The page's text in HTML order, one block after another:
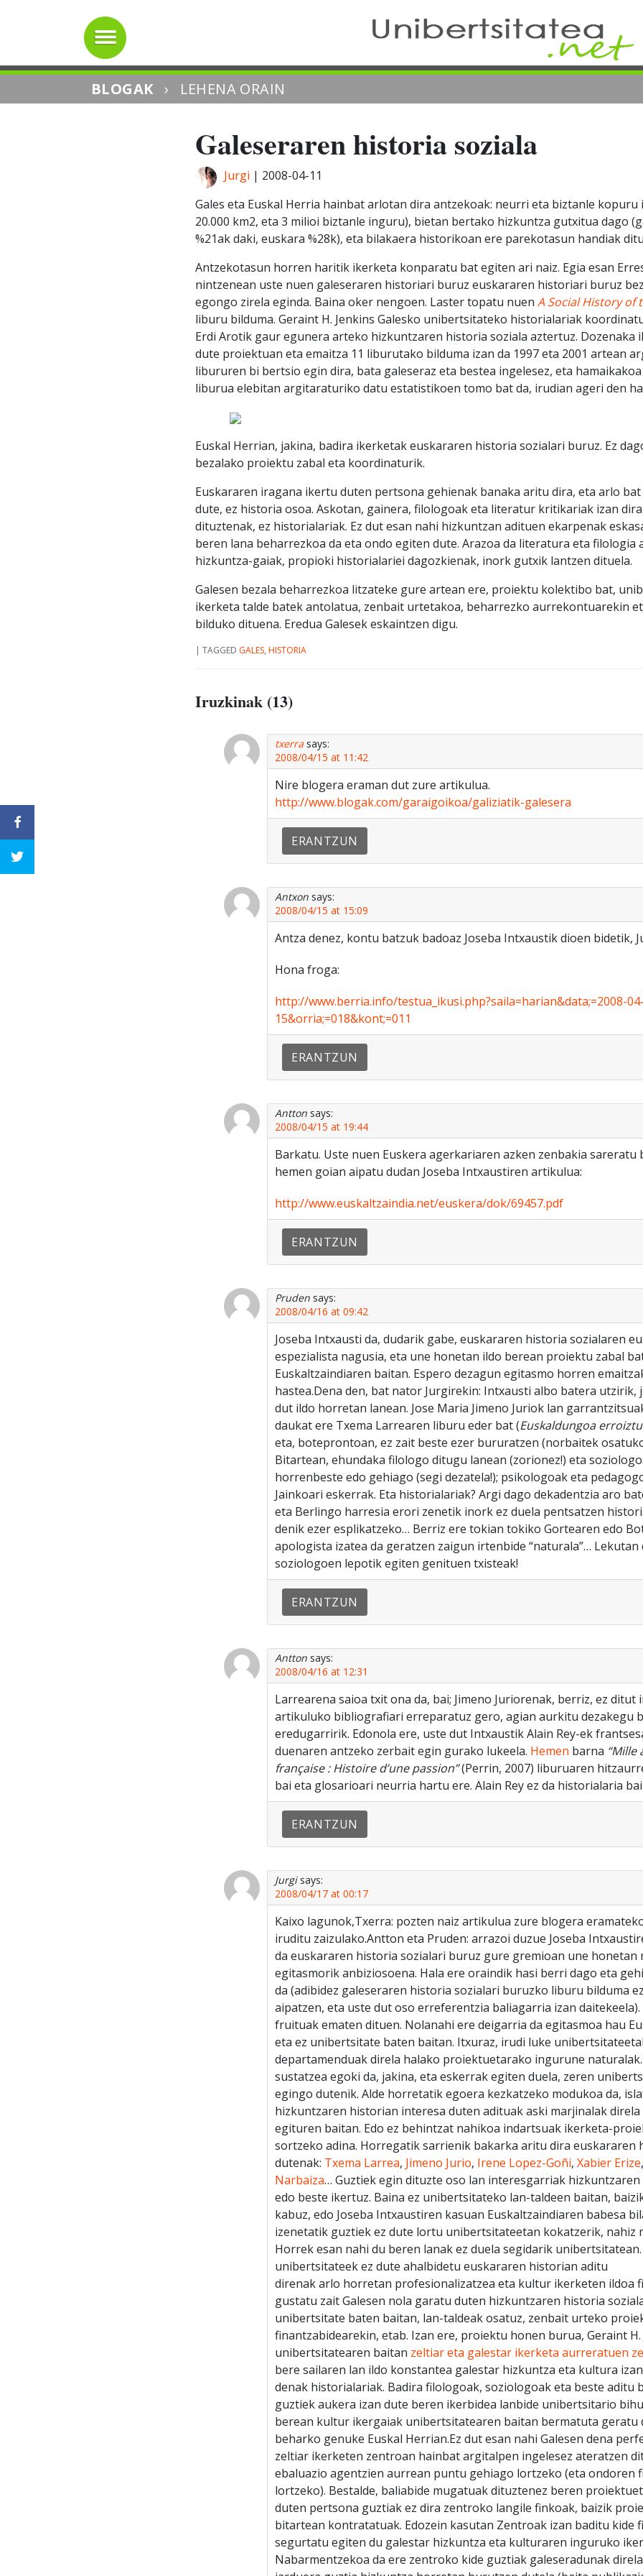
BLOGAK › LEHENA ORAIN
Galeseraren historia soziala
Jurgi | 2008-04-11
Gales eta Euskal Herria hainbat arlotan dira antzekoak: neurri eta biztanle kopuru
20.000 km2, eta 3 milioi biztanle inguru), bietan bertako hizkuntza gutxitua dago
%21ak daki, euskara %28k), eta bilakaera historikoan ere parekotasun handiak
Antzekotasun horren haritik ikerketa konparatu bat egiten ari naiz. Egia esan
nintzenean uste nuen galeseraren historiari buruz euskararen historiari buruz
egongo zirela eginda. Baina oker nengoen. Laster topatu nuen A Social History of
liburu bilduma. Geraint H. Jenkins Galesko unibertsitateko historialariak
Erdi Arotik gaur egunera arteko hizkuntzaren historia soziala aztertuz. Dozenaka
dute proiektuan eta emaitza 11 liburutako bilduma izan da 1997 eta 2001 artean
libururen bi bertsio egin dira, bata galeseraz eta bestea ingelesez, eta
liburua elebitan argitaraturiko datu estatistikoen tomo bat da, irudian ageri den
Euskal Herrian, jakina, badira ikerketak euskararen historia sozialari buruz. Ez
bezalako proiektu zabal eta koordinaturik.
Euskararen iragana ikertu duten pertsona gehienak banaka aritu dira, eta arlo
dute, ez historia osoa. Askotan, gainera, filologoak eta literatur kritikariak izan
dituztenak, ez historialariak. Ez dut esan nahi hizkuntzan adituen ekarpenak
beren lana beharrezkoa da eta ondo egiten dute. Arazoa da literatura eta
hizkuntza-gaiak, propioki historialariei dagozkienak, inork gutxik lantzen dituela.
Galesen bezala beharrezkoa litzateke gure artean ere, proiektu kolektibo bat,
ikerketa talde batek antolatua, zenbait urtetakoa, beharrezko aurrekontuarekin
bilduko dituena. Eredua Galesek eskaintzen digu.
| TAGGED GALES, HISTORIA
Iruzkinak (13)
txerra says:
2008/04/15 at 11:42
Nire blogera eraman dut zure artikulua.
http://www.blogak.com/garaigoikoa/galiziatik-galesera
ERANTZUN
Antxon says:
2008/04/15 at 15:09
Antza denez, kontu batzuk badoaz Joseba Intxaustik dioen bidetik,
Hona froga:
http://www.berria.info/testua_ikusi.php?saila=harian&data;=2008-
15&orria;=018&kont;=011
ERANTZUN
Antton says:
2008/04/15 at 19:44
Barkatu. Uste nuen Euskera agerkariaren azken zenbakia sareratu
hemen goian aipatu dudan Joseba Intxaustiren artikulua:
http://www.euskaltzaindia.net/euskera/dok/69457.pdf
ERANTZUN
Pruden says:
2008/04/16 at 09:42
Joseba Intxausti da, dudarik gabe, euskararen historia sozialaren
espezialista nagusia, eta une honetan ildo berean proiektu zabal
Euskaltzaindiaren baitan. Espero dezagun egitasmo horren
hastea.Dena den, bat nator Jurgirekin: Intxausti albo batera utzirik,
dut ildo horretan lanean. Jose Maria Jimeno Juriok lan
daukat ere Txema Larrearen liburu eder bat (Euskaldungoa
eta, boteprontoan, ez zait beste ezer bururatzen (norbaitek
Bitartean, ehundaka filologo ditugu lanean (zorionez!) eta
horrenbeste edo gehiago (segi dezatela!); psikologoak eta
Jainkoari eskerrak. Eta historialariak? Argi dago dekadentzia aro
eta Berlingo harresia erori zenetik inork ez duela pentsatzen
denik ezer esplikatzeko… Berriz ere tokian tokiko Gortearen edo
apologista izatea da geratzen zaigun irtenbide “naturala”… Lekutan
soziologoen lepotik egiten genituen txisteak!
ERANTZUN
Antton says:
2008/04/16 at 12:31
Larrearena saioa txit ona da, bai; Jimeno Juriorenak, berriz, ez
artikuluko bibliografiari erreparatuz gero, agian aurkitu dezakegu
eredugarririk. Edonola ere, uste dut Intxaustik Alain Rey-ek
duenaren antzeko zerbait egin gurako lukeela. Hemen barna “Mille
française : Histoire d’une passion”(Perrin, 2007) liburuaren
bai eta glosarioari neurria hartu ere. Alain Rey ez da historialaria
ERANTZUN
Jurgi says:
2008/04/17 at 00:17
Kaixo lagunok,Txerra: pozten naiz artikulua zure blogera
iruditu zaizulako.Antton eta Pruden: arrazoi duzue Joseba
da euskararen historia sozialari buruz gure gremioan une honetan
egitasmorik anbiziosoena. Hala ere oraindik hasi berri dago eta
da (adibidez galeseraren historia sozialari buruzko liburu bilduma
aipatzen, eta uste dut oso erreferentzia baliagarria izan
fruituak ematen dituen. Nolanahi ere deigarria da egitasmoa hau
eta ez unibertsitate baten baitan. Itxuraz, irudi luke
departamenduak direla halako proiektuetarako ingurune
sustatzea egoki da, jakina, eta eskerrak egiten duela, zeren
egingo dutenik. Alde horretatik egoera kezkatzeko modukoa da,
hizkuntzaren historian interesa duten adituak aski marjinalak
egituren baitan. Edo ez behintzat nahikoa indartsuak ikerketa-
sortzeko adina. Horregatik sarrienik bakarka aritu dira euskararen
dutenak: Txema Larrea, Jimeno Jurio, Irene Lopez-Goñi, Xabier Erize
Narbaiza… Guztiek egin dituzte oso lan interesgarriak
edo beste ikertuz. Baina ez unibertsitateko lan-taldeen baitan,
kabuz, edo Joseba Intxaustiren kasuan Euskaltzaindiaren babesa
izenetatik guztiek ez dute lortu unibertsitateetan kokatzerik, nahiz
Horrek esan nahi du beren lanak ez duela segidarik
unibertsitateek ez dute ahalbidetu euskararen historian aditu
direnak arlo horretan profesionalizatzea eta kultur ikerketen ildoa
gustatu zait Galesen nola garatu duten hizkuntzaren historia
unibertsitate baten baitan, lan-taldeak osatuz, zenbait urteko
finantzabidearekin, etab. Izan ere, proiektu honen burua, Geraint H.
unibertsitatearen baitan zeltiar eta galestar ikerketa aurreratuen
bere sailaren lan ildo konstantea galestar hizkuntza eta kultura
denak historialariak. Badira filologoak, soziologoak eta beste aditu
guztiek aukera izan dute beren ikerbidea lanbide unibertsitario
berean kultur ikergaiak unibertsitatearen baitan bermatuta geratu
beharko genuke Euskal Herrian.Ez dut esan nahi Galesen dena
zeltiar ikerketen zentroan hainbat argitalpen ingelesez ateratzen
ebaluazio agentzien aurrean puntu gehiago lortzeko (eta ondoren
lortzeko). Bestalde, baliabide mugatuak dituztenez beren
duten pertsona guztiak ez dira zentroko langile finkoak, baizik
bitartean kontratatuak. Edozein kasutan Zentroak izan baditu kide
segurtatu egiten du galestar hizkuntza eta kulturaren inguruko
Nabarmentzekoa da ere zentroko kide guztiak galeseradunak